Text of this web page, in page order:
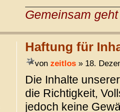
Gemeinsam
Haftung für
von zeitlos» 18.
Die Inhalte
die Richtigkeit,
jedoch keine